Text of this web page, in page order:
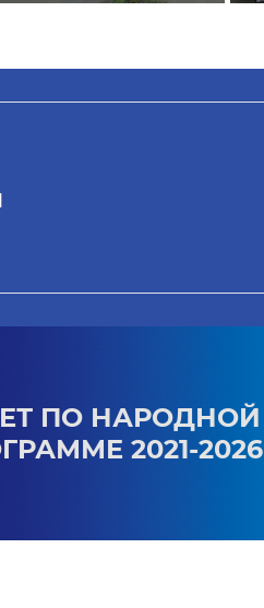
ПО НАРОДНОЙ
2021-2026